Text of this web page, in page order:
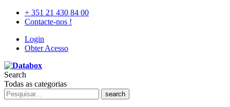
+ 351 21 430 84 00
Contacte-nos !
Login
Obter Acesso
Search
Todas as categorias
search